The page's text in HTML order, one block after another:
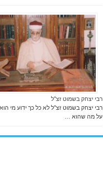
רבי יצחק בשמוט זצ"ל
רבי יצחק בשמוט זצ"ל לא כל כך ידוע מי
על מה שהוא …